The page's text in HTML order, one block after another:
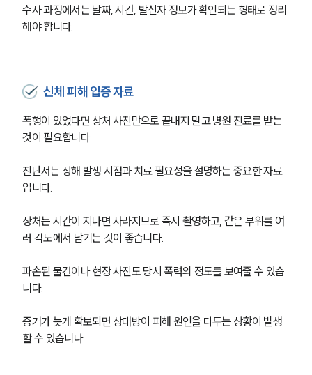
수사 과정에서는 날짜, 시간, 발신자 정보가 확인되는 형태로 정리
해야 합니다.
신체 피해 입증 자료
폭행이 있었다면 상처 사진만으로 끝내지 말고 병원 진료를 받는
것이 필요합니다.
진단서는 상해 발생 시점과 치료 필요성을 설명하는 중요한 자료
입니다.
상처는 시간이 지나면 사라지므로 즉시 촬영하고, 같은 부위를 여
러 각도에서 남기는 것이 좋습니다.
파손된 물건이나 현장 사진도 당시 폭력의 정도를 보여줄 수 있습
니다.
증거가 늦게 확보되면 상대방이 피해 원인을 다투는 상황이 발생
할 수 있습니다.